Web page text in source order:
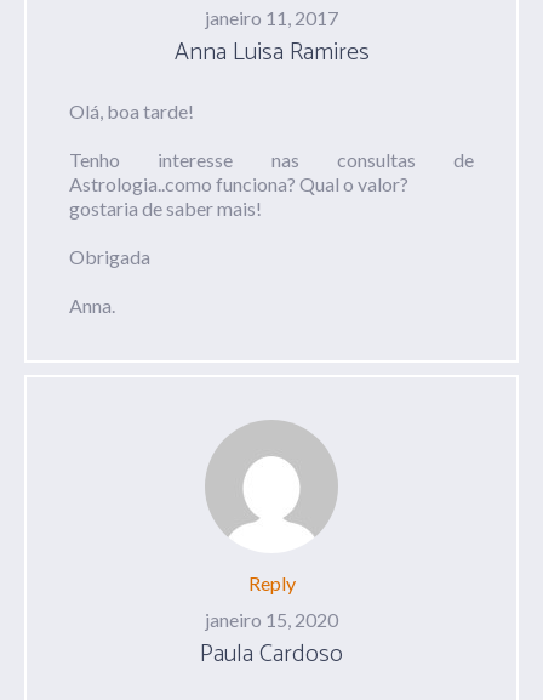
janeiro 11, 2017
Anna Luisa Ramires
Olá, boa tarde!
Tenho interesse nas consultas de
Astrologia..como funciona? Qual o valor?
gostaria de saber mais!
Obrigada
Anna.
Reply
janeiro 15, 2020
Paula Cardoso